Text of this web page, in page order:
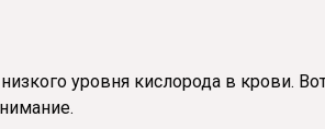
уровня кислорода в крови.